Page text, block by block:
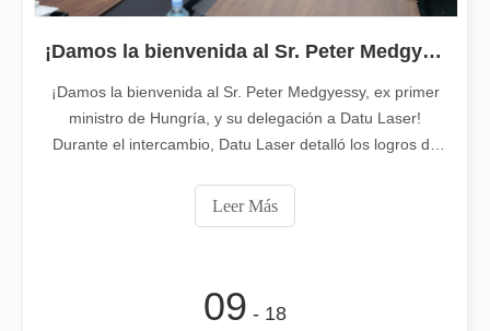
¡Damos la bienvenida al Sr. Peter Medgyessy, ex primer
¡Damos la bienvenida al Sr. Peter Medgyessy, ex primer ministro de Hungría, y su delegación a Datu Laser!
¡Damos la bienvenida al Sr. Peter Medgyessy, ex primer
ministro de Hungría, y su delegación a Datu Laser!
Durante el intercambio, Datu Laser detalló los logros de
productos y aplicaciones de mercado. El Sr. Medgyessy
elogió el STR técnico de Datu Laser
Leer Más
09 - 18